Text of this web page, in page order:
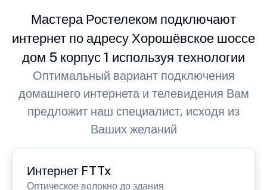
Мастера Ростелеком подключают
интернет по адресу Хорошёвское шоссе
дом 5 корпус 1 используя технологии
Оптимальный вариант подключения
домашнего интернета и телевидения Вам
предложит наш специалист, исходя из
Ваших желаний
Интернет FTTx
Оптическое волокно до здания